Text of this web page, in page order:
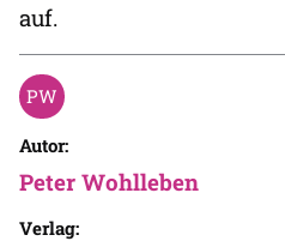
auf.
Autor:
Peter Wohlleben
Verlag: